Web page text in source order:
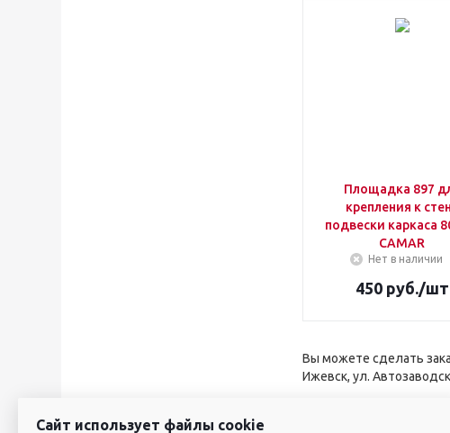
Площадка 897
крепления к
подвески каркаса
CAMAR
Нет в наличии
450руб./шт
Вы можете сделать
Ижевск, ул.
Сайт использует файлы cookie